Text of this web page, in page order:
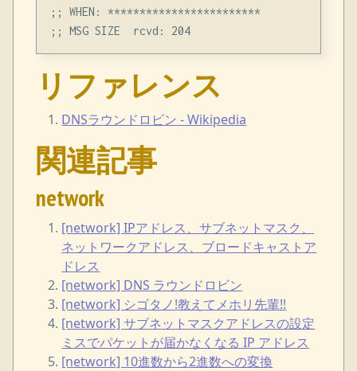
;; WHEN: ************************
;; MSG SIZE  rcvd: 204
リファレンス
DNSラウンドロビン - Wikipedia
関連記事
network
[network] IPアドレス、サブネットマスク、
ネットワークアドレス、ブロードキャストア
ドレス
[network] DNS ラウンドロビン
[network] シゴタノ!教えてメホリ先輩!!
[network] サブネットマスクアドレスの設定
ミスでパケットが届かなくなる IP アドレス
[network] 10進数から2進数への変換